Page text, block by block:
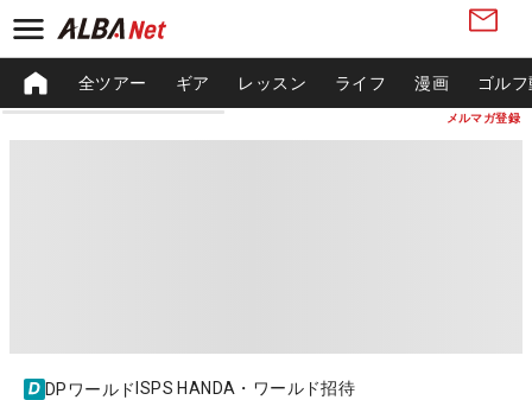
メルマガ登録
全ツアー ギア レッスン ライフ 漫画 ゴル
DPワールド ISPS HANDA・ワールド招待